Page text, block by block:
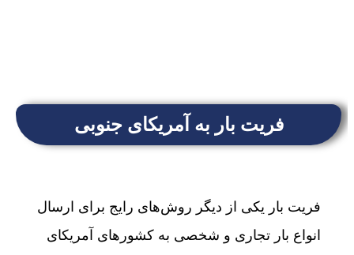
فریت بار به آمریکای جنوبی
فریت بار یکی از دیگر روش‌های رایج برای ارسال
انواع بار تجاری و شخصی به کشورهای آمریکای